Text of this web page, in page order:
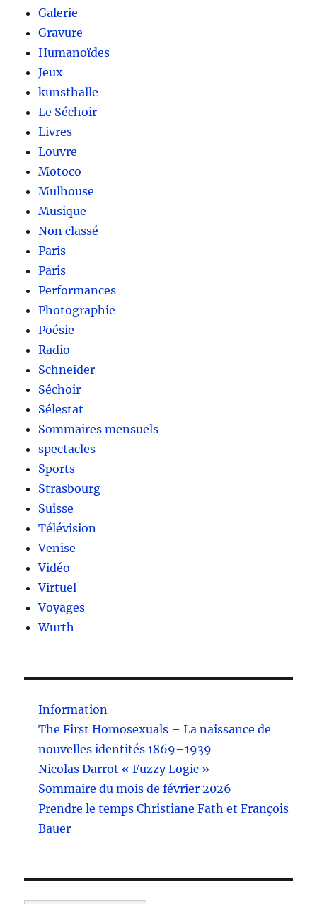
Galerie
Gravure
Humanoïdes
Jeux
kunsthalle
Le Séchoir
Livres
Louvre
Motoco
Mulhouse
Musique
Non classé
Paris
Paris
Performances
Photographie
Poésie
Radio
Schneider
Séchoir
Sélestat
Sommaires mensuels
spectacles
Sports
Strasbourg
Suisse
Télévision
Venise
Vidéo
Virtuel
Voyages
Wurth
Information
The First Homosexuals – La naissance de
nouvelles identités 1869–1939
Nicolas Darrot « Fuzzy Logic »
Sommaire du mois de février 2026
Prendre le temps Christiane Fath et François
Bauer